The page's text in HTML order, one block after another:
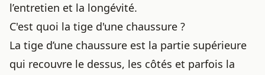
l’entretien et la longévité.
C'est quoi la tige d'une chaussure ?
La tige d’une chaussure est la partie supérieure
qui recouvre le dessus, les côtés et parfois la